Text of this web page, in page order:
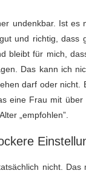
undenkbar. Ist
und richtig, dass
bleibt für mich,
Das kann ich
darf oder
eine Frau mit
„empfohlen”.
nicht.